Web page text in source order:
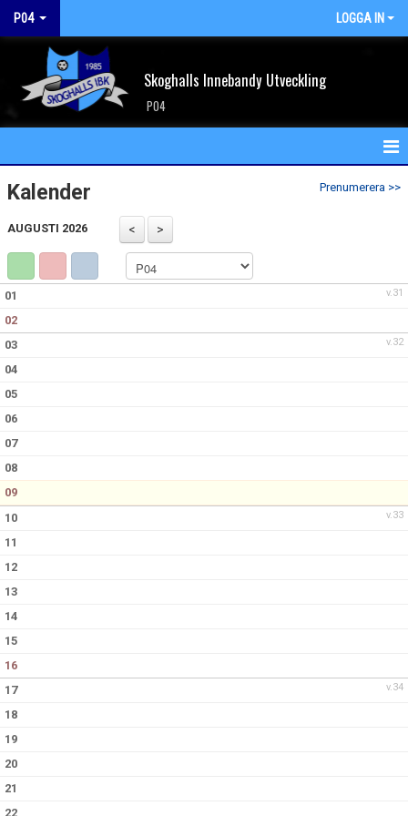
P04 LOGGA IN
Skoghalls Innebandy Utveckling
P04
HEM
NYHETER
MATCHER
TRUPPEN
DOKUMENT
Prenumerera >>
Kalender
AUGUSTI 2026
v.31
01
02
v.32
03
04
05
06
07
08
09
v.33
10
11
12
13
14
15
16
v.34
17
18
19
20
21
22